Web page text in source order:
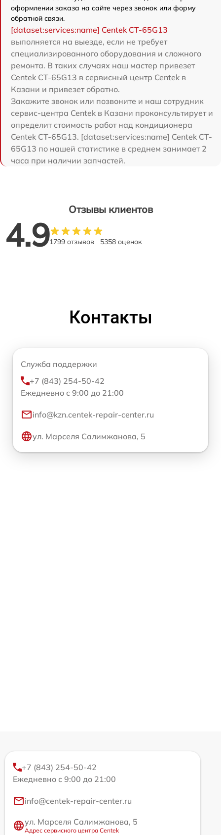
оформлении заказа на сайте через звонок или форму
обратной связи.
[dataset:services:name] Centek CT-65G13
выполняется на выезде, если не требует
специализированного оборудования и сложного
ремонта. В таких случаях наш мастер привезет
Centek CT-65G13 в сервисный центр Centek в
Казани и привезет обратно.
Закажите звонок или позвоните и наш сотрудник
сервис-центра Centek в Казани проконсультирует и
определит стоимость работ над кондиционера
Centek CT-65G13. [dataset:services:name] Centek CT-
65G13 по нашей статистике в среднем занимает 2
часа при наличии запчастей.
Отзывы клиентов
4.91799 отзывов 5358 оценок
Контакты
Служба поддержки
+7 (843) 254-50-42
Ежедневно с 9:00 до 21:00
info@kzn.centek-repair-center.ru
ул. Марселя Салимжанова, 5
+7 (843) 254-50-42
Ежедневно с 9:00 до 21:00
info@centek-repair-center.ru
ул. Марселя Салимжанова, 5
Адрес сервисного центра Centek